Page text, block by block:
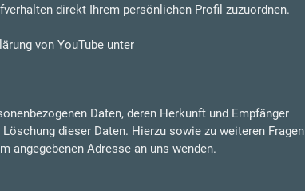
direkt Ihrem persönlichen Profil zuzuordnen.
von YouTube unter
Daten, deren Herkunft und Empfänger
dieser Daten. Hierzu sowie zu weiteren Fragen
angegebenen Adresse an uns wenden.